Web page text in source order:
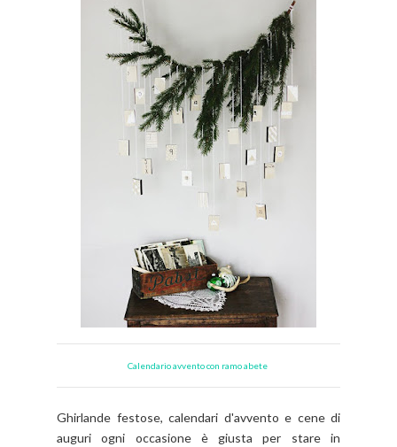
Calendario avvento con ramo abete
Ghirlande festose, calendari d'avvento e cene di
auguri ogni occasione è giusta per stare in